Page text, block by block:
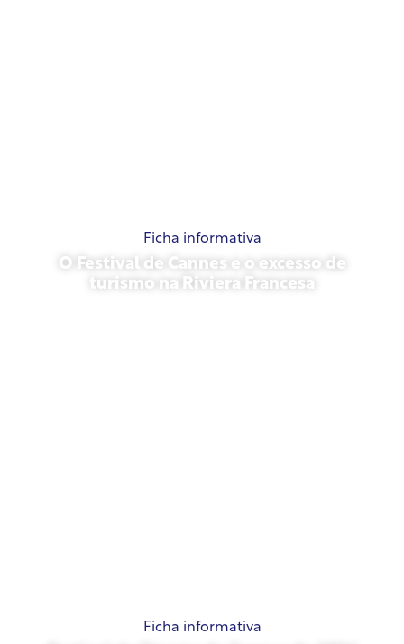
Ficha informativa
O Festival de Cannes e o excesso de
turismo na Riviera Francesa
Ficha informativa